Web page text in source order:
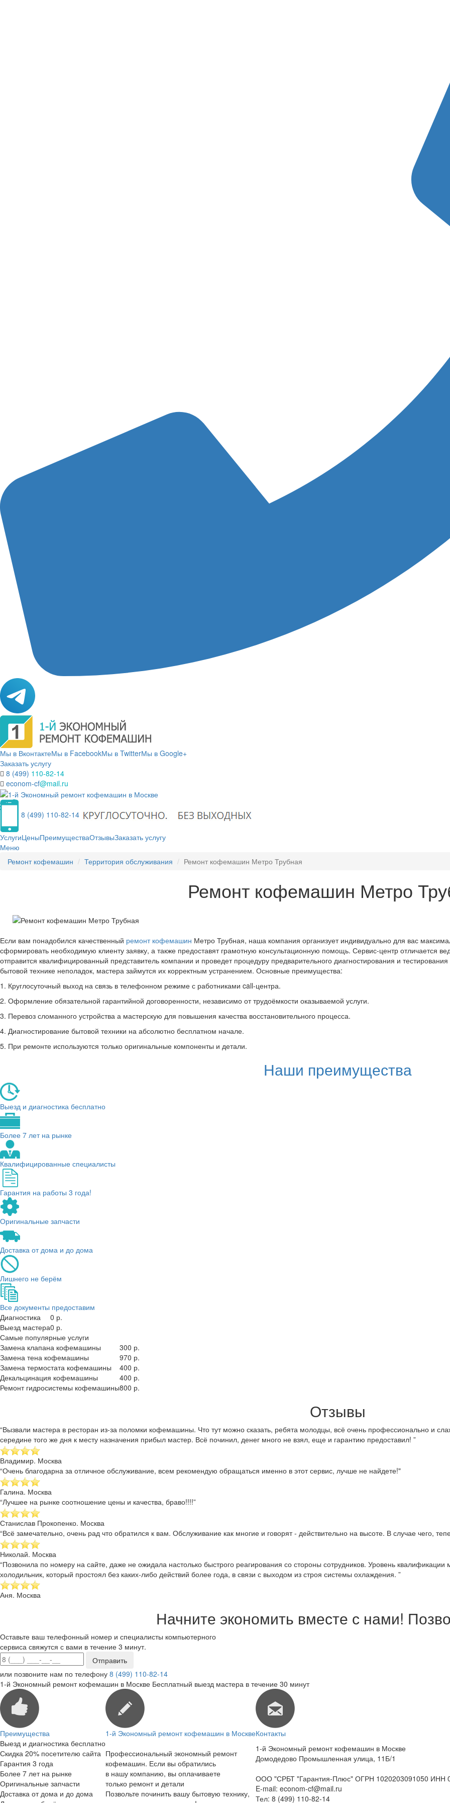
Мы в ВконтактеМы в FacebookМы в TwitterМы в Google+
Заказать услугу
8 (499) 110-82-14
econom-cf@mail.ru
8 (499) 110-82-14
УслугиЦеныПреимуществаОтзывыЗаказать услугу
Меню
Ремонт кофемашин
Территория обслуживания Ремонт кофемашин Метро Трубная
Ремонт кофемашин Метро
Если вам понадобился качественный ремонт кофемашин Метро Трубная, наша компания организует индивидуально для вас
сформировать необходимую клиенту заявку, а также предоставят грамотную консультационную помощь. Сервис-центр отличается
отправится квалифицированный представитель компании и проведет процедуру предварительного диагностирования и
бытовой технике неполадок, мастера займутся их корректным устранением. Основные преимущества:
1. Круглосуточный выход на связь в телефонном режиме с работниками call-центра.
2. Оформление обязательной гарантийной договоренности, независимо от трудоёмкости оказываемой услуги.
3. Перевоз сломанного устройства а мастерскую для повышения качества восстановительного процесса.
4. Диагностирование бытовой техники на абсолютно бесплатном начале.
5. При ремонте используются только оригинальные компоненты и детали.
Наши преимущества
Выезд и диагностика бесплатно
Более 7 лет на рынке
Квалифицированные специалисты
Гарантия на работы 3 года!
Оригинальные запчасти
Доставка от дома и до дома
Лишнего не берём
Все документы предоставим
Диагностика
0 р.
Выезд мастера0 р.
Самые популярные услуги
Замена клапана кофемашины
300 р.
Замена тена кофемашины
970 р.
Замена термостата кофемашины
400 р.
Декальцинация кофемашины
400 р.
Ремонт гидросистемы кофемашины800 р.
Отзывы
“Вызвали мастера в ресторан из-за поломки кофемашины. Что тут можно сказать, ребята молодцы, всё очень профессионально и
середине того же дня к месту назначения прибыл мастер. Всё починил, денег много не взял, еще и гарантию предоставил! ”
Владимир. Москва
“Очень благодарна за отличное обслуживание, всем рекомендую обращаться именно в этот сервис, лучше не найдете!"
Галина. Москва
“Лучшее на рынке соотношение цены и качества, браво!!!!”
Станислав Прокопенко. Москва
“Всё замечательно, очень рад что обратился к вам. Обслуживание как многие и говорят - действительно на высоте. В случае чего,
Николай. Москва
“Позвонила по номеру на сайте, даже не ожидала настолько быстрого реагирования со стороны сотрудников. Уровень
холодильник, который простоял без каких-либо действий более года, в связи с выходом из строя системы охлаждения. ”
Аня. Москва
Начните экономить вместе с нами!
Оставьте ваш телефонный номер и специалисты компьютерного
сервиса свяжутся с вами в течение 3 минут.
или позвоните нам по телефону 8 (499) 110-82-14
1-й Экономный ремонт кофемашин в Москве Бесплатный выезд мастера в течение 30 минут
Преимущества 1-й Экономный ремонт кофемашин в МосквеКонтакты
Выезд и диагностика бесплатно
Скидка 20% посетителю сайта
Гарантия 3 года
Более 7 лет на рынке
Оригинальные запчасти
Доставка от дома и до дома
Профессиональный экономный ремонт
кофемашин. Если вы обратились
в нашу компанию, вы оплачиваете
только ремонт и детали
Позвольте починить вашу бытовую технику,
1-й Экономный ремонт кофемашин в Москве
Домодедово Промышленная улица, 11Б/1
ООО "СРБТ "Гарантия-Плюс" ОГРН 1020203091050 ИНН
E-mail: econom-cf@mail.ru
Тел: 8 (499) 110-82-14